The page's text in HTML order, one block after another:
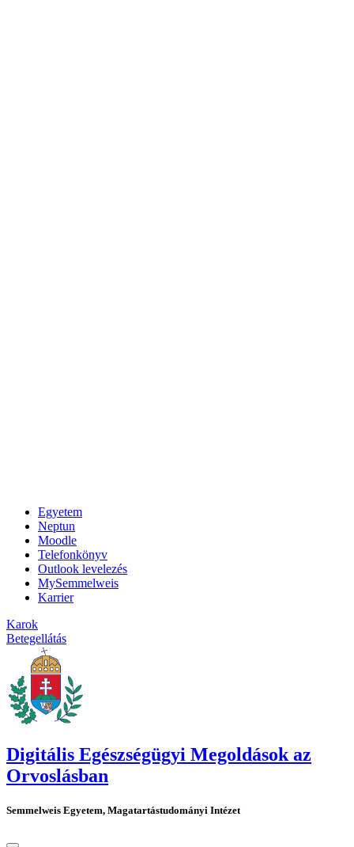
Egyetem
Neptun
Moodle
Telefonkönyv
Outlook levelezés
MySemmelweis
Karrier
Karok
Betegellátás
Digitális Egészségügyi Megoldások az
Orvoslásban
Semmelweis Egyetem, Magatartástudományi Intézet